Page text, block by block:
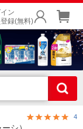
ン
録(無料)
4